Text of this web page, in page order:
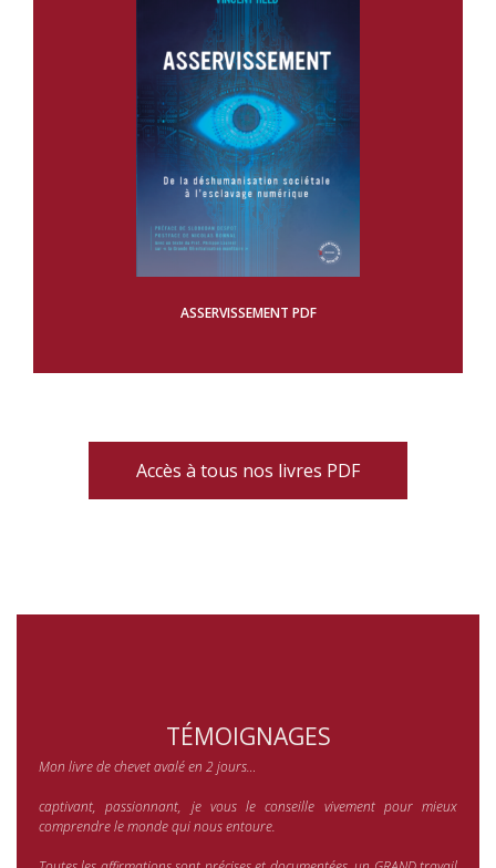
ASSERVISSEMENT PDF
Accès à tous nos livres PDF
TÉMOIGNAGES
Mon livre de chevet avalé en 2 jours…
captivant, passionnant, je vous le conseille vivement pour mieux
comprendre le monde qui nous entoure.